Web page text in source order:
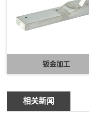
钣金加工
相关新闻